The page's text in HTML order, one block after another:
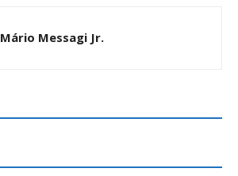
Mário Messagi Jr.